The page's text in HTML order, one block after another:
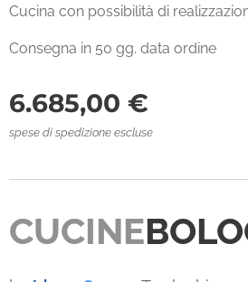
Cucina con possibilità di
Consegna in 50 gg. data ordine
6.685,00 €
spese di spedizione escluse
CUCINE